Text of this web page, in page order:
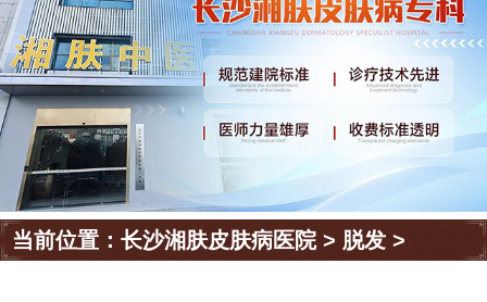
当前位置：长沙湘肤皮肤病医院> 脱发 >